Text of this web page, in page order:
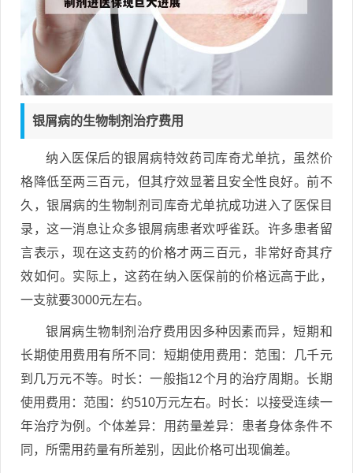
银屑病的生物制剂治疗费用
纳入医保后的银屑病特效药司库奇尤单抗，虽然价
格降低至两三百元，但其疗效显著且安全性良好。前不
久，银屑病的生物制剂司库奇尤单抗成功进入了医保目
录，这一消息让众多银屑病患者欢呼雀跃。许多患者留
言表示，现在这支药的价格才两三百元，非常好奇其疗
效如何。实际上，这药在纳入医保前的价格远高于此，
一支就要3000元左右。
银屑病生物制剂治疗费用因多种因素而异，短期和
长期使用费用有所不同：短期使用费用：范围：几千元
到几万元不等。时长：一般指12个月的治疗周期。长期
使用费用：范围：约510万元左右。时长：以接受连续一
年治疗为例。个体差异：用药量差异：患者身体条件不
同，所需用药量有所差别，因此价格可出现偏差。